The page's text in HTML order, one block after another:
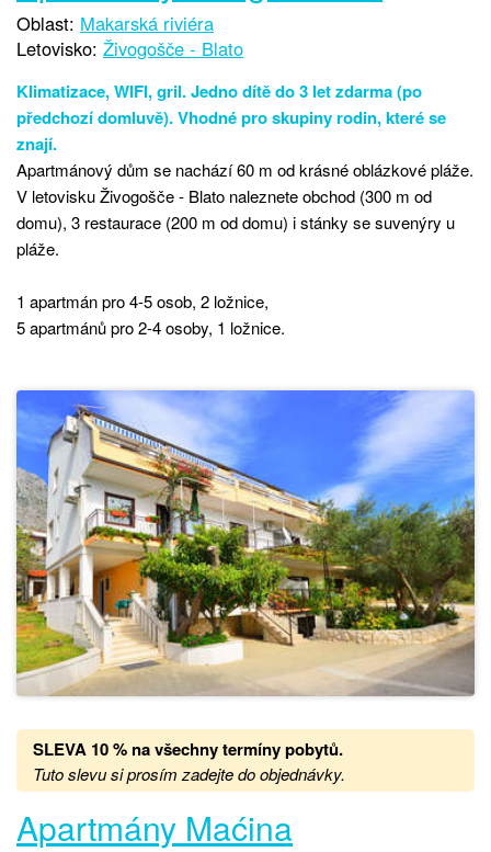
Oblast: Makarská riviéra
Letovisko: Živogošče - Blato
Klimatizace, WIFI, gril. Jedno dítě do 3 let zdarma (po
předchozí domluvě). Vhodné pro skupiny rodin, které se
znají.
Apartmánový dům se nachází 60 m od krásné oblázkové pláže.
V letovisku Živogošče - Blato naleznete obchod (300 m od
domu), 3 restaurace (200 m od domu) i stánky se suvenýry u
pláže.
1 apartmán pro 4-5 osob, 2 ložnice,
5 apartmánů pro 2-4 osoby, 1 ložnice.
SLEVA 10 % na všechny termíny pobytů.
Tuto slevu si prosím zadejte do objednávky.
Apartmány Maćina